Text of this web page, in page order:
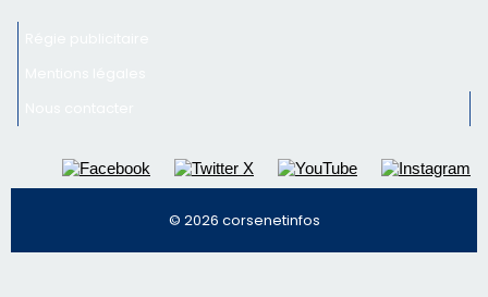
nos meilleurs articles